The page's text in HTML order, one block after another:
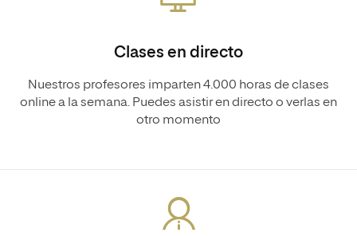
Clases en directo
Nuestros profesores imparten 4.000 horas de clases
online a la semana. Puedes asistir en directo o verlas en
otro momento